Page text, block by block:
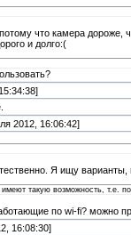
что камера дороже,
и долго:(
2012, 16:06:42]
Я ищу варианты,
такую возможность, т.е.
по wi-fi? можно
16:08:30]